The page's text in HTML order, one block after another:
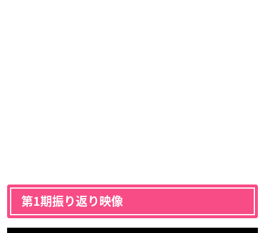
第1期振り返り映像